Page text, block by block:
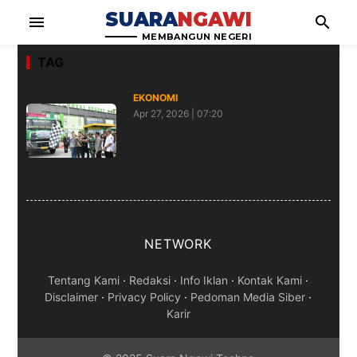
menu SUARANGAWI
MEMBANGUN NEGERI
search
TAG
EKONOMI
Apr 27, 2026 | 07:20
NETWORK
Tentang Kami · Redaksi · Info Iklan · Kontak Kami ·
Disclaimer · Privacy Policy · Pedoman Media Siber ·
Karir